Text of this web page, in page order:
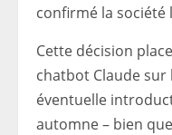
confirmé la société
Cette décision
chatbot Claude
éventuelle
automne – bien